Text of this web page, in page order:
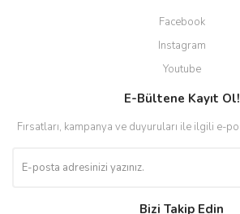
Facebook
Instagram
Youtube
E-Bültene Kayıt Ol!
Fırsatları, kampanya ve duyuruları ile ilgili e-
Bizi Takip Edin